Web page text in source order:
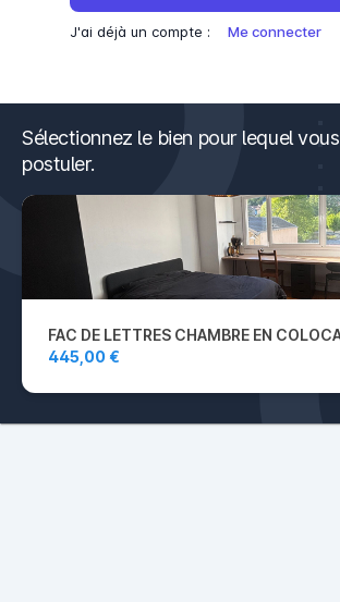
Sélectionnez le bien pour lequel
postuler.
FAC DE LETTRES CHAMBRE EN
445,00 €
J'ai déjà un compte : Me connecter